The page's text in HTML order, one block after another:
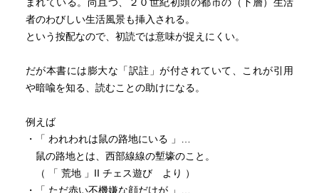
者のわびしい生活風景も挿入される。
という按配なので、初読では意味が捉えにくい。
だが本書には膨大な「訳註」が付されていて、これが引用
や暗喩を知る、読むことの助けになる。
例えば
・「 われわれは鼠の路地にいる 」…
鼠の路地とは、西部線線の塹壕のこと。
（ 「 荒地 」II チェス遊び より ）
・「 ただ赤い不機嫌な顔だけが 」…